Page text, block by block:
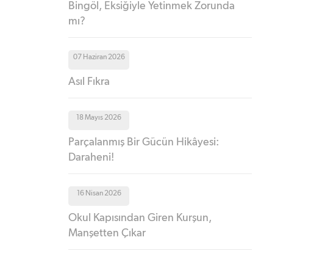
Bingöl, Eksiğiyle Yetinmek Zorunda
mı?
07 Haziran 2026
Asıl Fıkra
18 Mayıs 2026
Parçalanmış Bir Gücün Hikâyesi:
Daraheni!
16 Nisan 2026
Okul Kapısından Giren Kurşun,
Manşetten Çıkar